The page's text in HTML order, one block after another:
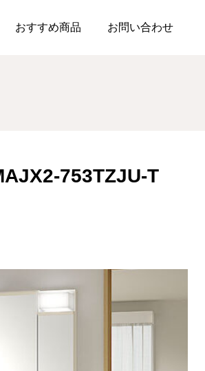
おすすめ商品 お問い合わせ
み,施工費込み）
753TZJU-T